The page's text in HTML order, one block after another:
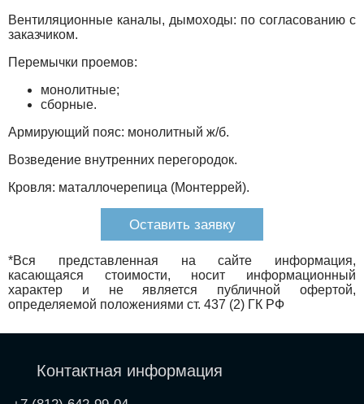
Вентиляционные каналы, дымоходы: по согласованию с
заказчиком.
Перемычки проемов:
монолитные;
сборные.
Армирующий пояс: монолитный ж/б.
Возведение внутренних перегородок.
Кровля: маталлочерепица (Монтеррей).
Оставить заявку
*Вся представленная на сайте информация,
касающаяся стоимости, носит информационный
характер и не является публичной офертой,
определяемой положениями ст. 437 (2) ГК РФ
Контактная информация